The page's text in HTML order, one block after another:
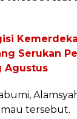
Serukan
Agustus
tersebut.